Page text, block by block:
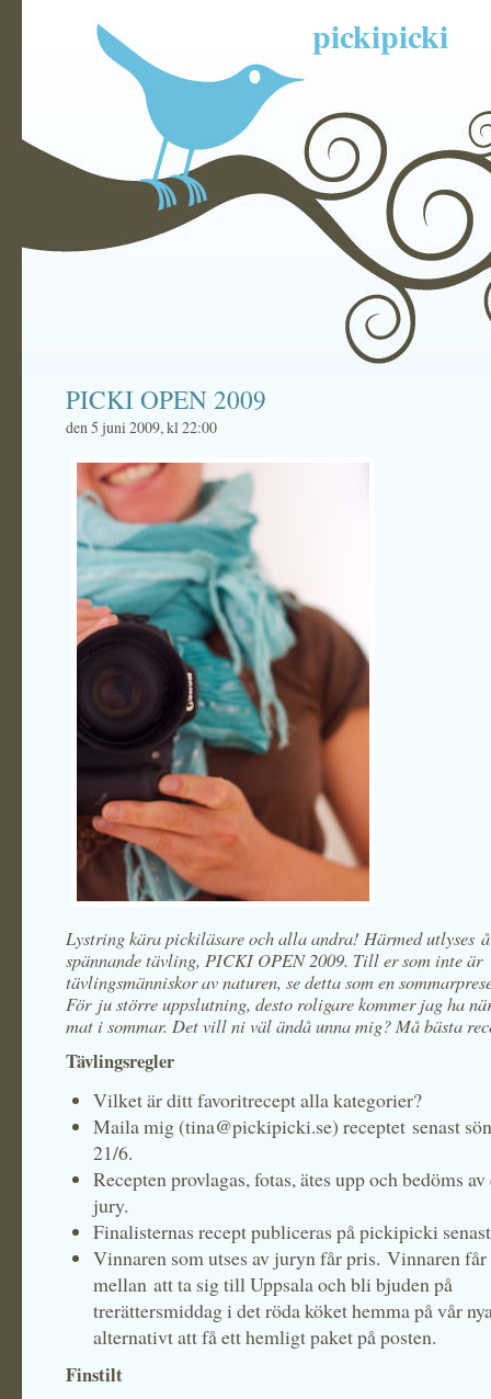
pickipicki
PICKI OPEN 2009
den 5 juni 2009, kl 22:00
Lystring kära pickiläsare och alla andra! Härmed utlyses
spännande tävling, PICKI OPEN 2009. Till er som inte är
tävlingsmänniskor av naturen, se detta som en
För ju större uppslutning, desto roligare kommer jag ha
mat i sommar. Det vill ni väl ändå unna mig? Må bästa
Tävlingsregler
Vilket är ditt favoritrecept alla kategorier?
Maila mig (tina@pickipicki.se) receptet senast
21/6.
Recepten provlagas, fotas, ätes upp och bedöms
jury.
Finalisternas recept publiceras på pickipicki
Vinnaren som utses av juryn får pris. Vinnaren
mellan att ta sig till Uppsala och bli bjuden på
trerättersmiddag i det röda köket hemma på vår
alternativt att få ett hemligt paket på posten.
Finstilt